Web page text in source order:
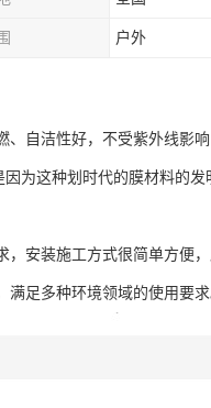
户外
自洁性好，不受紫外线影
为这种划时代的膜材料的
安装施工方式很简单方便
足多种环境领域的使用要求